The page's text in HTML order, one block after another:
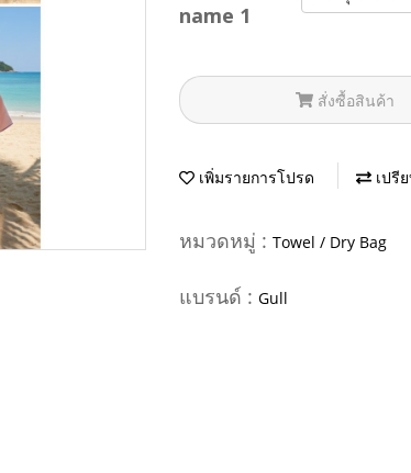
name 1
สั่งซื้อสินค้า
เพิ่มรายการโปรด เปรี
หมวดหมู่ : Towel / Dry Bag
แบรนด์ : Gull